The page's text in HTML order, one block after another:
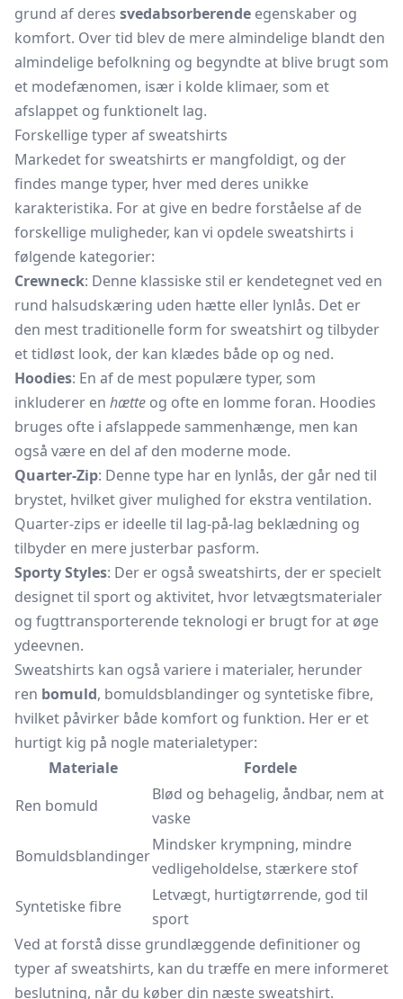
grund af deres svedabsorberende egenskaber og
komfort. Over tid blev de mere almindelige blandt den
almindelige befolkning og begyndte at blive brugt som
et modefænomen, især i kolde klimaer, som et
afslappet og funktionelt lag.
Forskellige typer af sweatshirts
Markedet for sweatshirts er mangfoldigt, og der
findes mange typer, hver med deres unikke
karakteristika. For at give en bedre forståelse af de
forskellige muligheder, kan vi opdele sweatshirts i
følgende kategorier:
Crewneck: Denne klassiske stil er kendetegnet ved en
rund halsudskæring uden hætte eller lynlås. Det er
den mest traditionelle form for sweatshirt og tilbyder
et tidløst look, der kan klædes både op og ned.
Hoodies: En af de mest populære typer, som
inkluderer en hætte og ofte en lomme foran. Hoodies
bruges ofte i afslappede sammenhænge, men kan
også være en del af den moderne mode.
Quarter-Zip: Denne type har en lynlås, der går ned til
brystet, hvilket giver mulighed for ekstra ventilation.
Quarter-zips er ideelle til lag-på-lag beklædning og
tilbyder en mere justerbar pasform.
Sporty Styles: Der er også sweatshirts, der er specielt
designet til sport og aktivitet, hvor letvægtsmaterialer
og fugttransporterende teknologi er brugt for at øge
ydeevnen.
Sweatshirts kan også variere i materialer, herunder
ren bomuld, bomuldsblandinger og syntetiske fibre,
hvilket påvirker både komfort og funktion. Her er et
hurtigt kig på nogle materialetyper:
Materiale
Fordele
Ren bomuld
Blød og behagelig, åndbar, nem at
vaske
Bomuldsblandinger
Mindsker krympning, mindre
vedligeholdelse, stærkere stof
Syntetiske fibre
Letvægt, hurtigtørrende, god til
sport
Ved at forstå disse grundlæggende definitioner og
typer af sweatshirts, kan du træffe en mere informeret
beslutning, når du køber din næste sweatshirt.